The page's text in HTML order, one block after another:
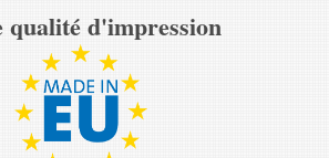
qualité d'impression